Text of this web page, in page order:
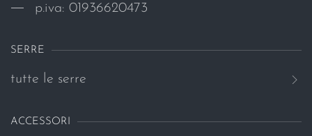
p.iva: 01936620473
SERRE
tutte le serre
ACCESSORI